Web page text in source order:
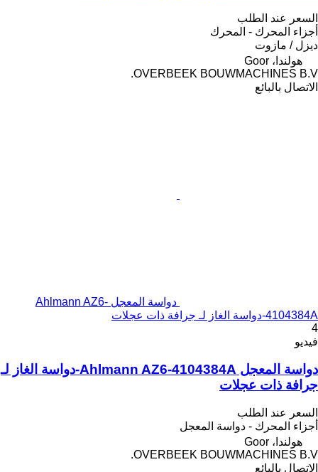
السعر عند الطلب
أجزاء المحرك - المحرك
ديزل / مازوت
هولندا، Goor
OVERBEEK BOUWMACHINES B.V.
الاتصال بالبائع
دواسة المعجل Ahlmann AZ6-
4104384A-دواسة الغاز لـ جرافة ذات عجلات
4
فيديو
دواسة المعجل Ahlmann AZ6-4104384A-دواسة الغاز لـ
جرافة ذات عجلات
السعر عند الطلب
أجزاء المحرك - دواسة المعجل
هولندا، Goor
OVERBEEK BOUWMACHINES B.V.
الاتصال بالبائع